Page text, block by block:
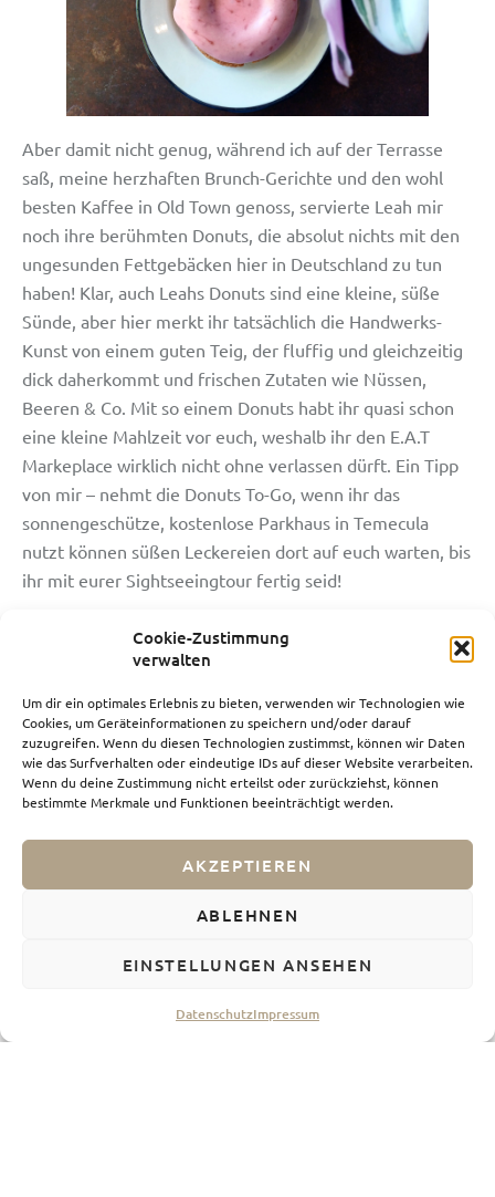
Cookie-Zustimmung
verwalten
Um dir ein optimales Erlebnis zu bieten, verwenden wir Technologien wie
Cookies, um Geräteinformationen zu speichern und/oder darauf
zuzugreifen. Wenn du diesen Technologien zustimmst, können wir Daten
wie das Surfverhalten oder eindeutige IDs auf dieser Website verarbeiten.
Wenn du deine Zustimmung nicht erteilst oder zurückziehst, können
bestimmte Merkmale und Funktionen beeinträchtigt werden.
AKZEPTIEREN
ABLEHNEN
EINSTELLUNGEN ANSEHEN
DatenschutzImpressum
Aber damit nicht genug, während ich auf der Terrasse
saß, meine herzhaften Brunch-Gerichte und den wohl
besten Kaffee in Old Town genoss, servierte Leah mir
noch ihre berühmten Donuts, die absolut nichts mit den
ungesunden Fettgebäcken hier in Deutschland zu tun
haben! Klar, auch Leahs Donuts sind eine kleine, süße
Sünde, aber hier merkt ihr tatsächlich die Handwerks-
Kunst von einem guten Teig, der fluffig und gleichzeitig
dick daherkommt und frischen Zutaten wie Nüssen,
Beeren & Co. Mit so einem Donuts habt ihr quasi schon
eine kleine Mahlzeit vor euch, weshalb ihr den E.A.T
Markeplace wirklich nicht ohne verlassen dürft. Ein Tipp
von mir – nehmt die Donuts To-Go, wenn ihr das
sonnengeschütze, kostenlose Parkhaus in Temecula
nutzt können süßen Leckereien dort auf euch warten, bis
ihr mit eurer Sightseeingtour fertig seid!